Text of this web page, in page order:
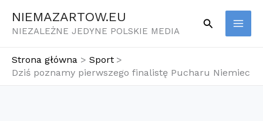
NIEMAZARTOW.EU
NIEZALEŻNE JEDYNE POLSKIE MEDIA
Szukaj
Strona główna
Sport
Dziś poznamy pierwszego finalistę Pucharu Niemiec